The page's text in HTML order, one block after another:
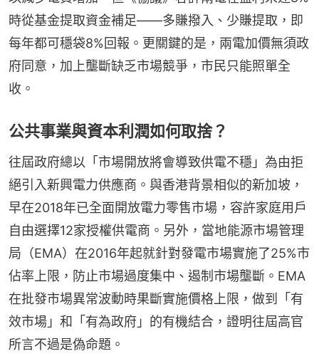
時從基金提取資金補足——多賺撥入、少賺提取，即
每年都可穩袋8%回報。更關鍵的是，兩電加價無須政
府同意，加上壟斷缺乏市場競爭，市民只能照單全
收。
公共事業與資本利潤如何取捨？
往屆政府總以「市場開放將會導致供電不穩」為由拒
絕引入新興電力供應商。與香港背景相似的新加坡，
早在2018年已全面開放電力零售市場，容許家庭用戶
自由選擇12家授權供電商。另外，當地能源市場管理
局（EMA）在2016年起就針對發電市場實施了25%市
佔率上限，防止市場過度集中、遏制市場壟斷。EMA
在批發市場異常波動時果斷實施價格上限，做到「有
效市場」和「有為政府」的有機結合，證明往屆高官
所言不過是偽命題。